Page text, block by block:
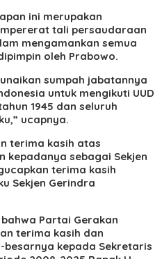
ini merupakan
tali persaudaraan
mengamankan semua
oleh Prabowo.
sumpah jabatannya
untuk mengikuti UUD
1945 dan seluruh
ucapnya.
terima kasih atas
kepadanya sebagai Sekjen
terima kasih
Sekjen Gerindra
Partai Gerakan
terima kasih dan
kepada Sekretaris